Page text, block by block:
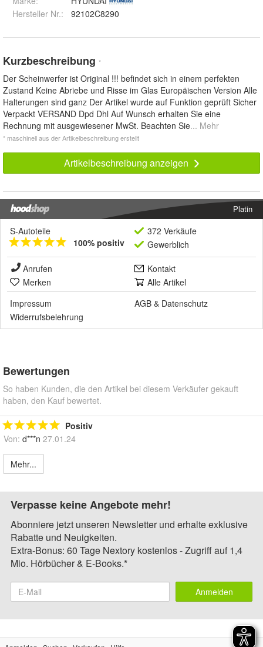
Hersteller Nr.:
92102C8290
Kurzbeschreibung *
Der Scheinwerfer ist Original !!! befindet sich in einem perfekten
Zustand Keine Abriebe und Risse im Glas Europäischen Version Alle
Halterungen sind ganz Der Artikel wurde auf Funktion geprüft Sicher
Verpackt VERSAND Dpd Dhl Auf Wunsch erhalten Sie eine
Rechnung mit ausgewiesener MwSt. Beachten Sie... Mehr
* maschinell aus der Artikelbeschreibung erstellt
Artikelbeschreibung anzeigen
Platin
S-Autoteile
100% positiv
372 Verkäufe
Gewerblich
Anrufen
Kontakt
Merken
Alle Artikel
Impressum
AGB & Datenschutz
Widerrufsbelehrung
Bewertungen
So haben Kunden, die den Artikel bei diesem Verkäufer gekauft
haben, den Kauf bewertet.
Positiv
Von: d***n 27.01.24
Mehr...
Verpasse keine Angebote mehr!
Abonniere jetzt unseren Newsletter und erhalte exklusive
Rabatte und Neuigkeiten.
Extra-Bonus: 60 Tage Nextory kostenlos - Zugriff auf 1,4
Mio. Hörbücher & E-Books.*
Anmelden